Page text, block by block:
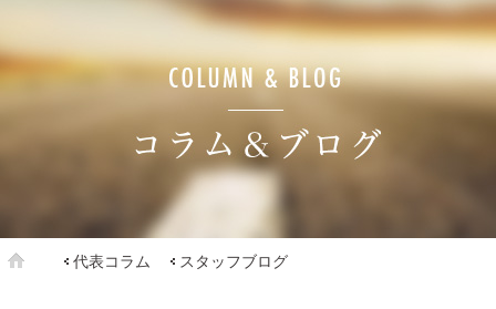
代表コラム スタッフブログ